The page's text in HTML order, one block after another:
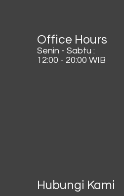
Office Hours
Senin - Sabtu :
12:00 - 20:00 WIB
Hubungi Kami